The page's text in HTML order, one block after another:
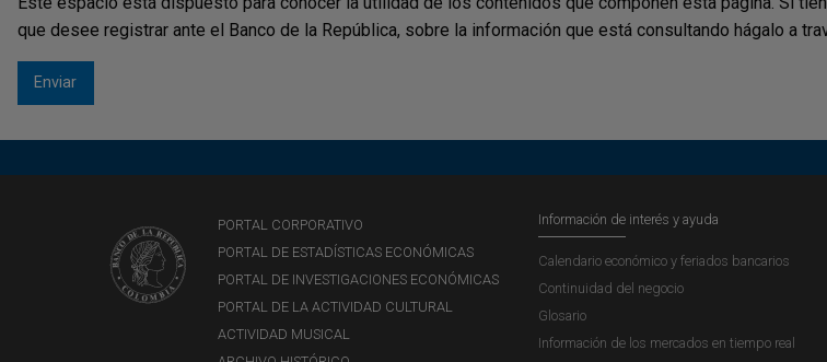
que desee registrar ante el Banco de la República, sobre la información que está consultando hágalo a
PORTAL CORPORATIVO
PORTAL DE ESTADÍSTICAS ECONÓMICAS
PORTAL DE INVESTIGACIONES ECONÓMICAS
PORTAL DE LA ACTIVIDAD CULTURAL
ACTIVIDAD MUSICAL
Información de interés y ayuda
Calendario económico y feriados bancarios
Continuidad del negocio
Glosario
Información de los mercados en tiempo real